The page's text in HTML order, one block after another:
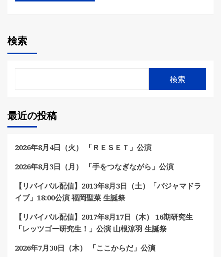
検索
検索
最近の投稿
2026年8月4日（火） 「ＲＥＳＥＴ」公演
2026年8月3日（月） 「手をつなぎながら」公演
【リバイバル配信】2013年8月3日（土）「パジャマドラ
イブ」18:00公演 福岡聖菜 生誕祭
【リバイバル配信】2017年8月17日（木） 16期研究生
「レッツゴー研究生！」公演 山根涼羽 生誕祭
2026年7月30日（木） 「ここからだ」公演